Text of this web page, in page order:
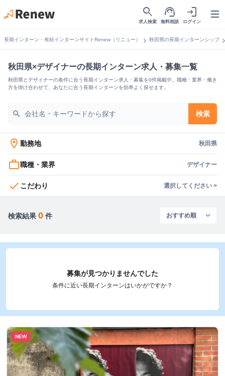
search
求人検索
support_agent
無料相談
login
ログイン
長期インターン・有給インターンサイトRenew（リニュー） chevron_right 秋田県の長期インターンシップ
秋田県×デザイナーの長期インターン求人・募集一覧
秋田県とデザイナーの条件に合う長期インターン求人・募集を0件掲載中。職種・業界・働き
方を掛け合わせて、あなたに合う長期インターンを効率よく探せます。
search 検索
location_on 勤務地 秋田県
work_outline職種・業界 デザイナー
check こだわり 選択してください >
検索結果 0 件
募集が見つかりませんでした
条件に近い長期インターンはいかがですか？
NEW